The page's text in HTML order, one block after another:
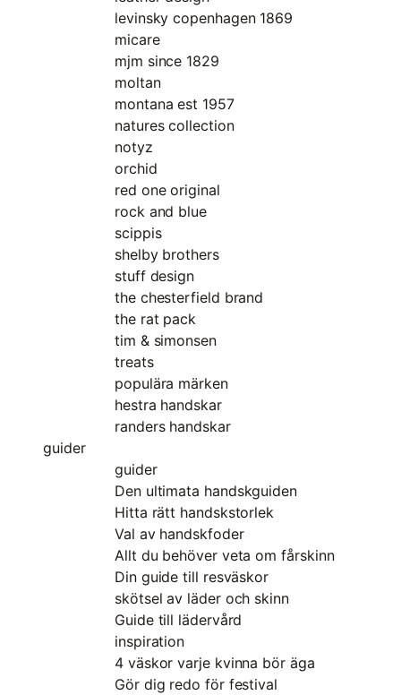
levinsky copenhagen 1869
micare
mjm since 1829
moltan
montana est 1957
natures collection
notyz
orchid
red one original
rock and blue
scippis
shelby brothers
stuff design
the chesterfield brand
the rat pack
tim & simonsen
treats
populära märken
hestra handskar
randers handskar
guider
guider
Den ultimata handskguiden
Hitta rätt handskstorlek
Val av handskfoder
Allt du behöver veta om fårskinn
Din guide till resväskor
skötsel av läder och skinn
Guide till lädervård
inspiration
4 väskor varje kvinna bör äga
Gör dig redo för festival